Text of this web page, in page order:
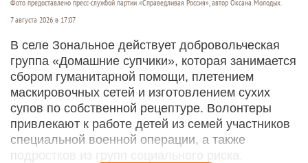
Фото предоставлено пресс-службой партии «Справедливая Россия», автор Оксана Молодых.
7 августа 2026 в 17:07
В селе Зональное действует добровольческая
группа «Домашние супчики», которая занимается
сбором гуманитарной помощи, плетением
маскировочных сетей и изготовлением сухих
супов по собственной рецептуре. Волонтеры
привлекают к работе детей из семей участников
специальной военной операции, а также
подростков из групп социального риска.